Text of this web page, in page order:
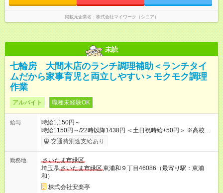
掲載元企業名 株式会社マイワーク（シニア）
未読
七輪房 大間木店のランチ調理補助＜ランチタイ
ムだから家事育児と両立しやすい＞モクモク調理
作業
アルバイト 職種未経験OK
給与
時給1,150円～
時給1150円～/22時以降1438円 ＜土日祝時給+50円＞ ※高校生
時給1150円 【試用期間】試用期間あり 試用期間の長さ：12ヶ
月 雇用形態、給与は本採用時と同じです。 ※最大12ヶ月の間
交通費別途支給あり
勤務地
さいたま市緑区
埼玉県さいたま市緑区東浦和９丁目46086（最寄り駅：東浦
和）
株式会社安楽亭